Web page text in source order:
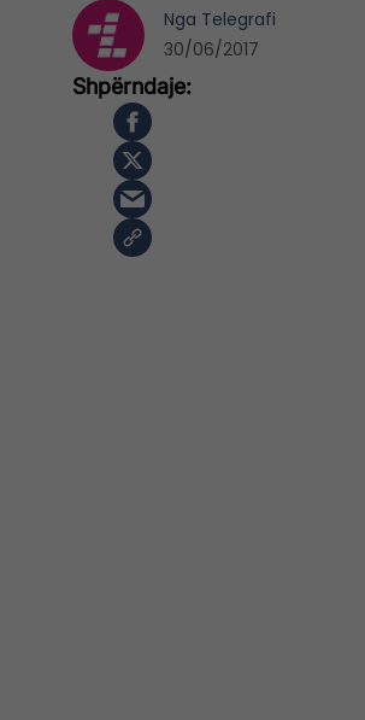
Nga Telegrafi
30/06/2017